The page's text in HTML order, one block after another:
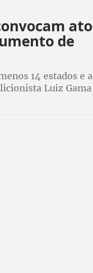
ato
de
14 estados e a
Luiz Gama